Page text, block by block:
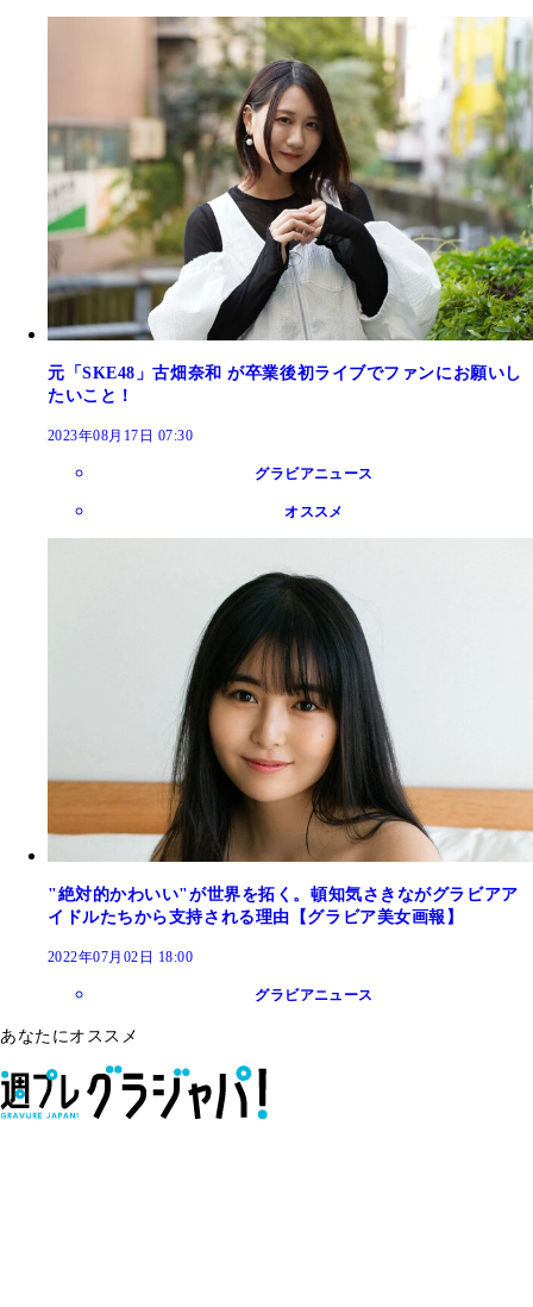
元「SKE48」古畑奈和 が卒業後初ライブでファンにお願いし
たいこと！
2023年08月17日 07:30
グラビアニュース
オススメ
"絶対的かわいい"が世界を拓く。頓知気さきながグラビアア
イドルたちから支持される理由【グラビア美女画報】
2022年07月02日 18:00
グラビアニュース
あなたにオススメ